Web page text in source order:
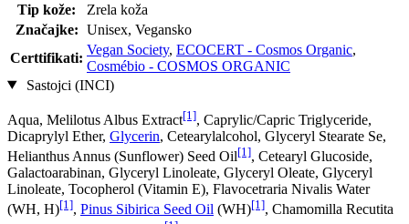
Tip kože:
Zrela koža
Značajke: Unisex, Vegansko
Certtifikati:
Vegan Society, ECOCERT - Cosmos Organic,
Cosmébio - COSMOS ORGANIC
Sastojci (INCI)
Aqua, Melilotus Albus Extract[1], Caprylic/Capric Triglyceride,
Dicaprylyl Ether, Glycerin, Cetearylalcohol, Glyceryl Stearate Se,
Helianthus Annus (Sunflower) Seed Oil[1], Cetearyl Glucoside,
Galactoarabinan, Glyceryl Linoleate, Glyceryl Oleate, Glyceryl
Linoleate, Tocopherol (Vitamin E), Flavocetraria Nivalis Water
(WH, H)[1], Pinus Sibirica Seed Oil (WH)[1], Chamomilla Recutita